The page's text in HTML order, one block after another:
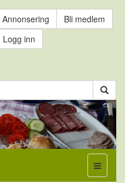
Annonsering
Bli medlem
Logg inn